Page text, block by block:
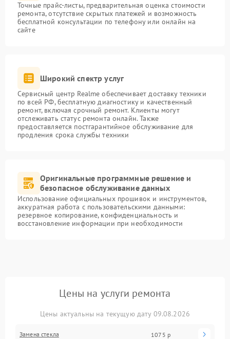
Точные прайс-листы, предварительная оценка стоимости
ремонта, отсутствие скрытых платежей и возможность
бесплатной консультации по телефону или онлайн на
сайте
Широкий спектр услуг
Сервисный центр Realme обеспечивает доставку техники
по всей РФ, бесплатную диагностику и качественный
ремонт, включая срочный ремонт. Клиенты могут
отслеживать статус ремонта онлайн. Также
предоставляется постгарантийное обслуживание для
продления срока службы техники
Оригинальные программные решение и
безопасное обслуживание данных
Использование официальных прошивок и инструментов,
аккуратная работа с пользовательскими данными:
резервное копирование, конфиденциальность и
восстановление информации при необходимости
Цены на услуги ремонта
Цены актуальны на текущую дату 09.08.2026
Замена стекла 1075 р